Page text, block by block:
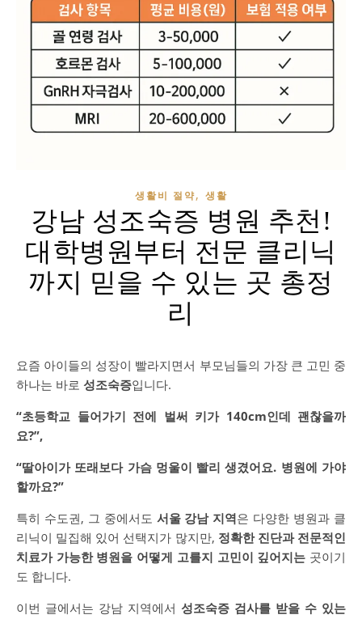
생활비 절약, 생활
강남 성조숙증 병원 추천!
대학병원부터 전문 클리닉
까지 믿을 수 있는 곳 총정
리
요즘 아이들의 성장이 빨라지면서 부모님들의 가장 큰 고민 중
하나는 바로 성조숙증입니다.
“초등학교 들어가기 전에 벌써 키가 140cm인데 괜찮을까
요?”,
“딸아이가 또래보다 가슴 멍울이 빨리 생겼어요. 병원에 가야
할까요?”
특히 수도권, 그 중에서도 서울 강남 지역은 다양한 병원과 클
리닉이 밀집해 있어 선택지가 많지만, 정확한 진단과 전문적인
치료가 가능한 병원을 어떻게 고를지 고민이 깊어지는 곳이기
도 합니다.
이번 글에서는 강남 지역에서 성조숙증 검사를 받을 수 있는